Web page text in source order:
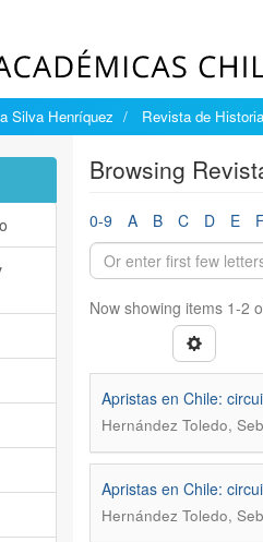
Silva Henríquez Revista de
Browsing
0-9 A B C D E
Now showing items 1-2
Apristas en Chile:
Hernández Toledo,
Apristas en Chile:
Hernández Toledo,